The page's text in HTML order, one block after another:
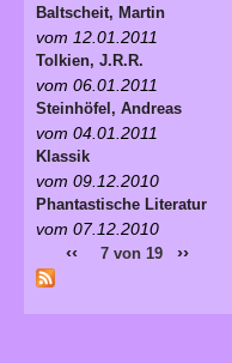
Baltscheit, Martin
vom 12.01.2011
Tolkien, J.R.R.
vom 06.01.2011
Steinhöfel, Andreas
vom 04.01.2011
Klassik
vom 09.12.2010
Phantastische Literatur
vom 07.12.2010
‹‹ 7 von 19 ››